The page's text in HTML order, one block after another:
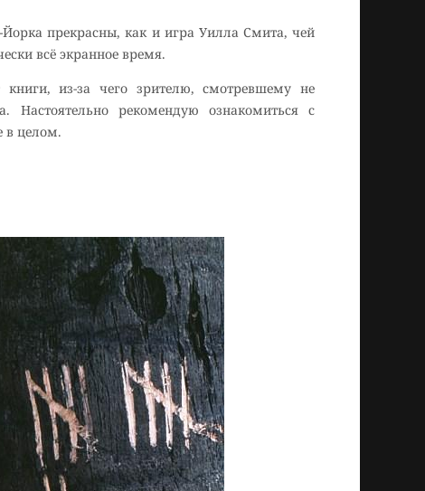
прекрасны, как и игра Уилла Смита, чей
всё экранное время.
из-за чего зрителю, смотревшему не
Настоятельно рекомендую ознакомиться с
в целом.